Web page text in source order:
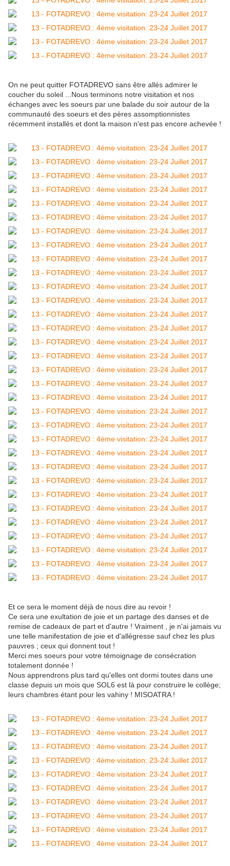
On ne peut quitter FOTADREVO sans être allés admirer le
coucher du soleil ...Nous terminons notre visitation et nos
échanges avec les soeurs par une balade du soir autour de la
communauté des soeurs et des pères assomptionnistes
récemment installés et dont la maison n'est pas encore achevée !
Et ce sera le moment déjà de nous dire au revoir !
Ce sera une exultation de joie et un partage des danses et de
remise de cadeaux de part et d'autre ! Vraiment , je n'ai jamais vu
une telle manifestation de joie et d'allégresse sauf chez les plus
pauvres ; ceux qui donnent tout !
Merci mes soeurs pour votre témoignage de consécration
totalement donnée !
Nous apprendrons plus tard qu'elles ont dormi toutes dans une
classe depuis un mois que SOL6 est là pour construire le collège;
leurs chambres étant pour les vahiny ! MISOATRA !